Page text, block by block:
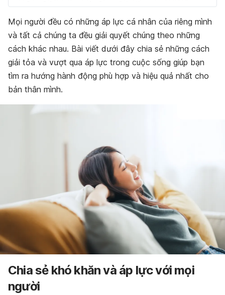
Mọi người đều có những áp lực cá nhân của riêng mình
và tất cả chúng ta đều giải quyết chúng theo những
cách khác nhau. Bài viết dưới đây chia sẻ những cách
giải tỏa và vượt qua áp lực trong cuộc sống giúp bạn
tìm ra hướng hành động phù hợp và hiệu quả nhất cho
bản thân mình.
Chia sẻ khó khăn và áp lực với mọi
người